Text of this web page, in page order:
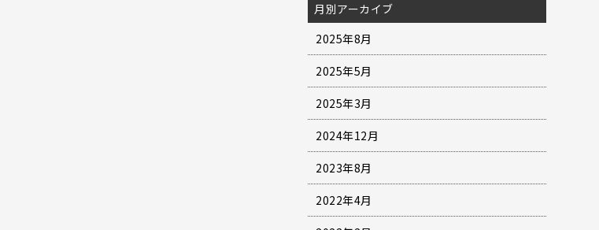
月別アーカイブ
2025年8月
2025年5月
2025年3月
2024年12月
2023年8月
2022年4月